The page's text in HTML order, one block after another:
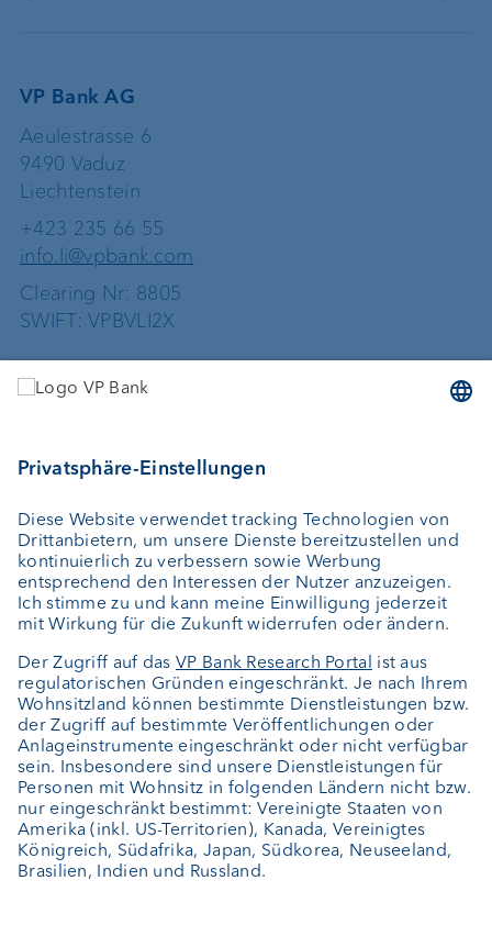
VP Bank AG
Aeulestrasse 6
9490 Vaduz
Liechtenstein
+423 235 66 55
info.li@vpbank.com
Clearing Nr: 8805
SWIFT: VPBVLI2X
Dienstleistungen
Vermögensverwaltung
Vermögensplanung
Depotbank
Externer Vermögensverwalter
Private Label Fonds
Investment Consulting
Über uns
Portrait
Jobs
News
Kundenfeedback
Kontakt
Geschäftsbericht
Cookie-Einstellungen